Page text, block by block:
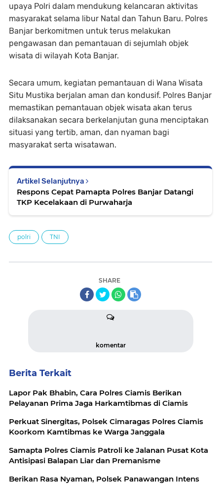
upaya Polri dalam mendukung kelancaran aktivitas
masyarakat selama libur Natal dan Tahun Baru. Polres
Banjar berkomitmen untuk terus melakukan
pengawasan dan pemantauan di sejumlah objek
wisata di wilayah Kota Banjar.
Secara umum, kegiatan pemantauan di Wana Wisata
Situ Mustika berjalan aman dan kondusif. Polres Banjar
memastikan pemantauan objek wisata akan terus
dilaksanakan secara berkelanjutan guna menciptakan
situasi yang tertib, aman, dan nyaman bagi
masyarakat serta wisatawan.
Artikel Selanjutnya
Respons Cepat Pamapta Polres Banjar Datangi
TKP Kecelakaan di Purwaharja
polri TNI
SHARE
komentar
Berita Terkait
Lapor Pak Bhabin, Cara Polres Ciamis Berikan
Pelayanan Prima Jaga Harkamtibmas di Ciamis
Perkuat Sinergitas, Polsek Cimaragas Polres Ciamis
Koorkom Kamtibmas ke Warga Janggala
Samapta Polres Ciamis Patroli ke Jalanan Pusat Kota
Antisipasi Balapan Liar dan Premanisme
Berikan Rasa Nyaman, Polsek Panawangan Intens